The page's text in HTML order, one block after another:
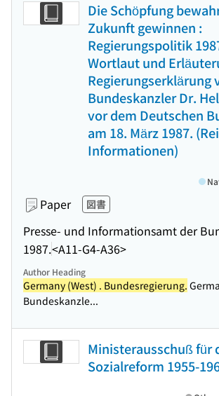
Die Schöpfung
Zukunft gewinnen :
Regierungspolitik
Wortlaut und
Regierungserklärung
Bundeskanzler Dr.
vor dem Deutschen
am 18. März 1987.
Informationen)
Paper 図書
Presse- und Informationsamt der
1987.<A11-G4-A36>
Author Heading
Germany (West) . Bundesregierung.
Bundeskanzle...
Ministerausschuß für
Sozialreform 1955-